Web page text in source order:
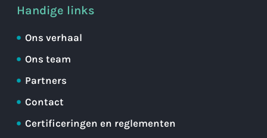
Handige links
Ons verhaal
Ons team
Partners
Contact
Certificeringen en reglementen